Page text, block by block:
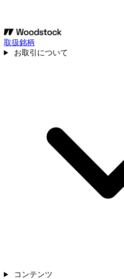
取扱銘柄
お取引について
コンテンツ